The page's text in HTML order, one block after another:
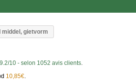
middel, gietvorm
9.2/10 - selon 1052 avis clients.
10,85€.